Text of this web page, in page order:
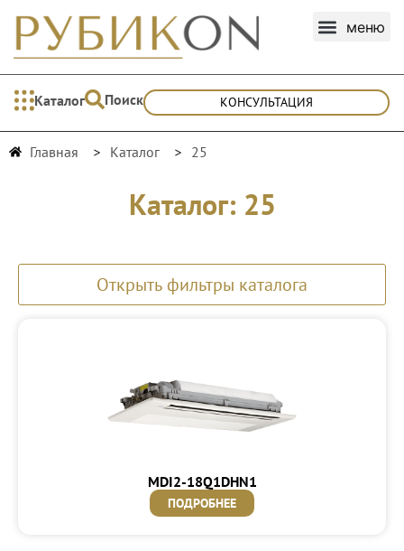
Каталог Поиск КОНСУЛЬТАЦИЯ
Главная Каталог 25
Каталог: 25
Открыть фильтры каталога
MDI2-18Q1DHN1
ПОДРОБНЕЕ